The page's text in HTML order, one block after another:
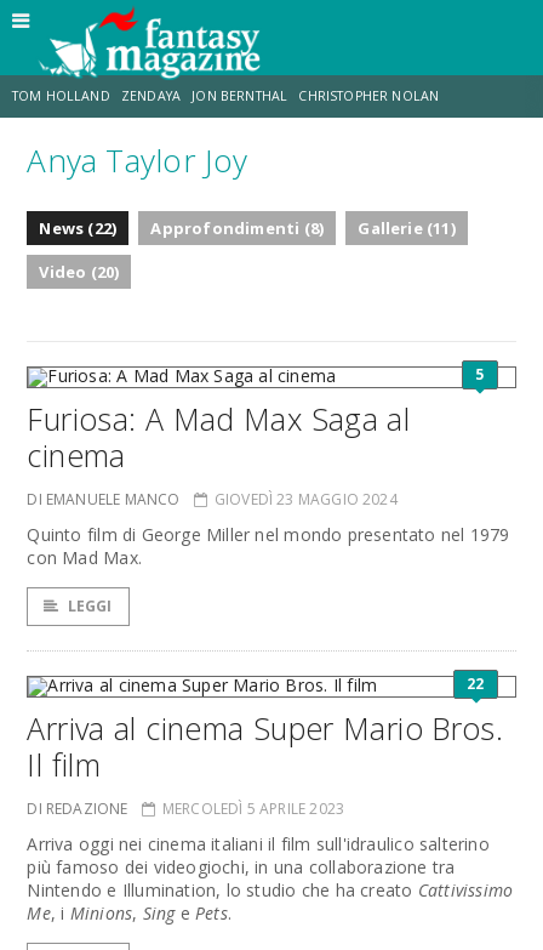
TOM HOLLAND ZENDAYA JON BERNTHAL CHRISTOPHER NOLAN
STRANIMONDI LUCCA COMICS & GAMES
JACOB BATALON ERIK SOMMERS
Anya Taylor Joy
News (22) Approfondimenti (8)
Gallerie (11)
Video (20)
5
Furiosa: A Mad Max Saga al
cinema
DI EMANUELE MANCO GIOVEDÌ 23 MAGGIO 2024
Quinto film di George Miller nel mondo presentato nel 1979
con Mad Max.
LEGGI
22
Arriva al cinema Super Mario Bros.
Il film
DI REDAZIONE MERCOLEDÌ 5 APRILE 2023
Arriva oggi nei cinema italiani il film sull'idraulico salterino
più famoso dei videogiochi, in una collaborazione tra
Nintendo e Illumination, lo studio che ha creato Cattivissimo
Me, i Minions, SingePets.